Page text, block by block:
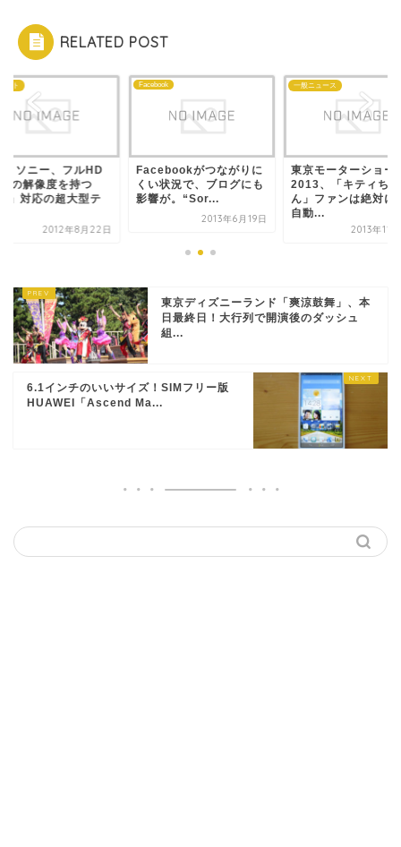
RELATED POST
ット
とソニー、フルHD
の解像度を持つ
」対応の超大型テ
2012年8月22日
Facebook
Facebookがつながりに
くい状況で、ブログにも
影響が。“Sor...
2013年6月19日
一般ニュース
東京モーターショー
2013、「キティちゃ
ん」ファンは絶対に
自動...
2013年11
東京ディズニーランド「爽涼鼓舞」、本
日最終日！大行列で開演後のダッシュ
組...
6.1インチのいいサイズ！SIMフリー版
HUAWEI「Ascend Ma...